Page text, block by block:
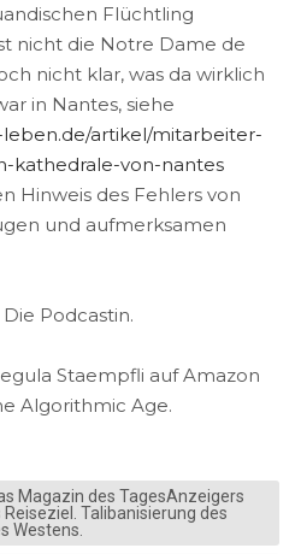
Flüchtling
nicht die Notre Dame de
nicht klar, was da wirklich
in Nantes, siehe
artikel/mitarbeiter-
kathedrale-von-nantes
Hinweis des Fehlers von
und aufmerksamen
Podcastin.
Staempfli auf Amazon
Algorithmic Age.
Magazin des TagesAnzeigers
Talibanisierung des
Westens.